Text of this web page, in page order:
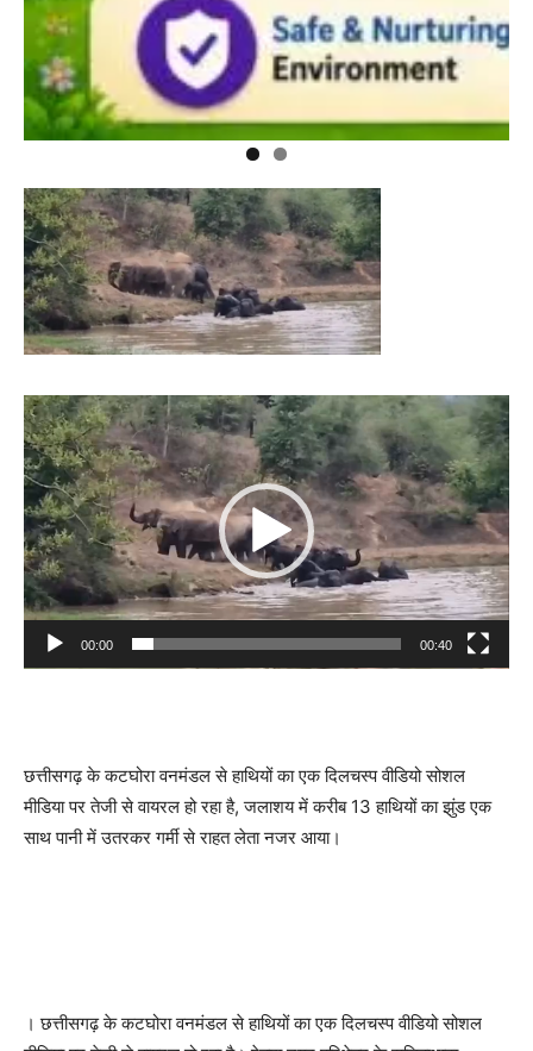
Video
Player
00:00 00:40
छत्तीसगढ़ के कटघोरा वनमंडल से हाथियों का एक दिलचस्प वीडियो सोशल
मीडिया पर तेजी से वायरल हो रहा है, जलाशय में करीब 13 हाथियों का झुंड एक
साथ पानी में उतरकर गर्मी से राहत लेता नजर आया।
। छत्तीसगढ़ के कटघोरा वनमंडल से हाथियों का एक दिलचस्प वीडियो सोशल